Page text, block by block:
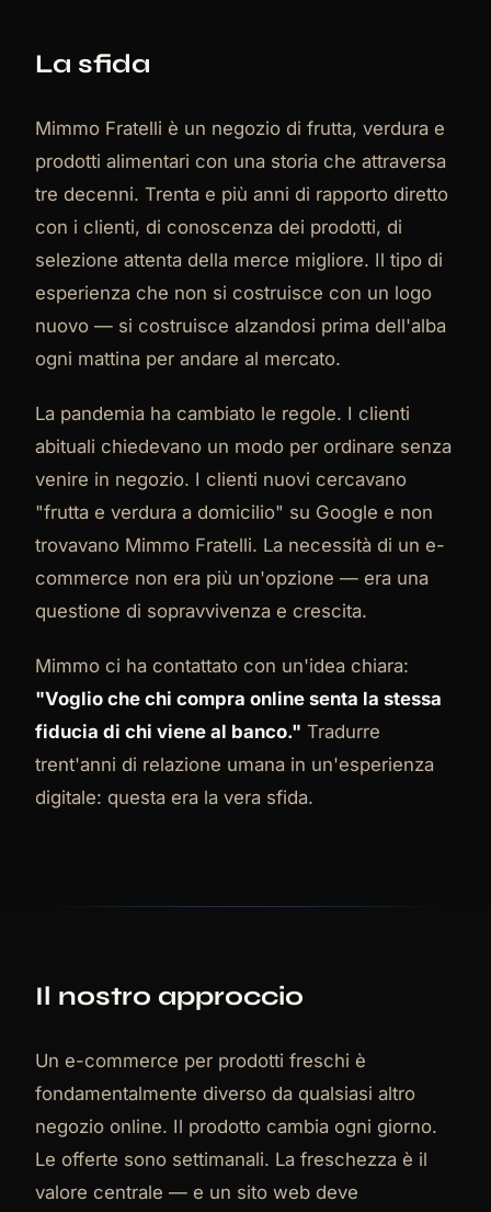
La sfida
Mimmo Fratelli è un negozio di frutta, verdura e
prodotti alimentari con una storia che attraversa
tre decenni. Trenta e più anni di rapporto diretto
con i clienti, di conoscenza dei prodotti, di
selezione attenta della merce migliore. Il tipo di
esperienza che non si costruisce con un logo
nuovo — si costruisce alzandosi prima dell'alba
ogni mattina per andare al mercato.
La pandemia ha cambiato le regole. I clienti
abituali chiedevano un modo per ordinare senza
venire in negozio. I clienti nuovi cercavano
"frutta e verdura a domicilio" su Google e non
trovavano Mimmo Fratelli. La necessità di un e-
commerce non era più un'opzione — era una
questione di sopravvivenza e crescita.
Mimmo ci ha contattato con un'idea chiara:
"Voglio che chi compra online senta la stessa
fiducia di chi viene al banco." Tradurre
trent'anni di relazione umana in un'esperienza
digitale: questa era la vera sfida.
Il nostro approccio
Un e-commerce per prodotti freschi è
fondamentalmente diverso da qualsiasi altro
negozio online. Il prodotto cambia ogni giorno.
Le offerte sono settimanali. La freschezza è il
valore centrale — e un sito web deve